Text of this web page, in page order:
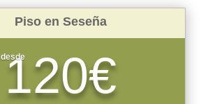
Piso en Seseña
desde
120€